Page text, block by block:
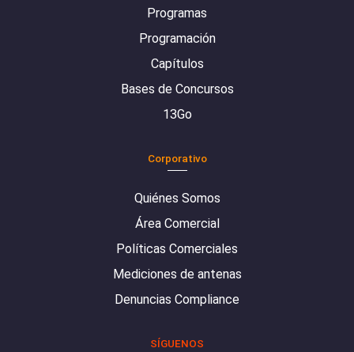
Programas
Programación
Capítulos
Bases de Concursos
13Go
Corporativo
Quiénes Somos
Área Comercial
Políticas Comerciales
Mediciones de antenas
Denuncias Compliance
SÍGUENOS